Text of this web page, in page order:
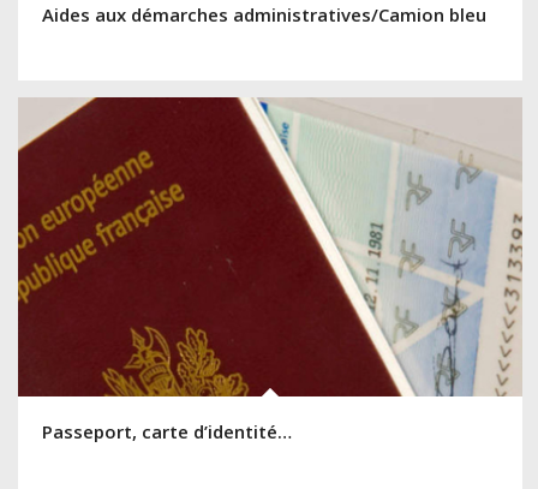
Aides aux démarches administratives/Camion bleu
Passeport, carte d’identité…